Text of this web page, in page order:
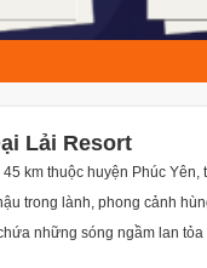
Lải Resort
km thuộc huyện Phúc Yên,
trong lành, phong cảnh
những sóng ngầm lan